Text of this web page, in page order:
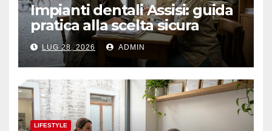
Impianti dentali Assisi: guida
pratica alla scelta sicura
LUG 28, 2026 ADMIN
LIFESTYLE